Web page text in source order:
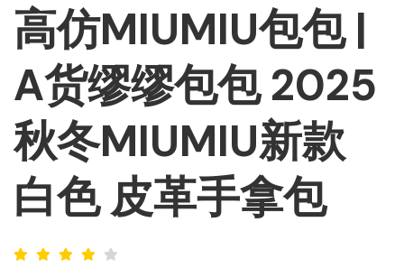
高仿MIUMIU包包 |
A货缪缪包包 2025
秋冬MIUMIU新款
白色 皮革手拿包